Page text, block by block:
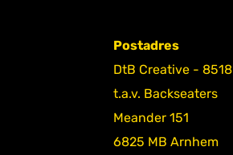
Postadres
DtB Creative - 8518
t.a.v. Backseaters
Meander 151
6825 MB Arnhem